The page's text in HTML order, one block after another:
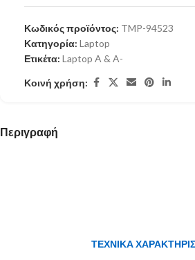
Κωδικός προϊόντος: TMP-94523
Κατηγορία: Laptop
Ετικέτα: Laptop A & A-
Κοινή χρήση:
Περιγραφή
ΤΕΧΝΙΚΑ